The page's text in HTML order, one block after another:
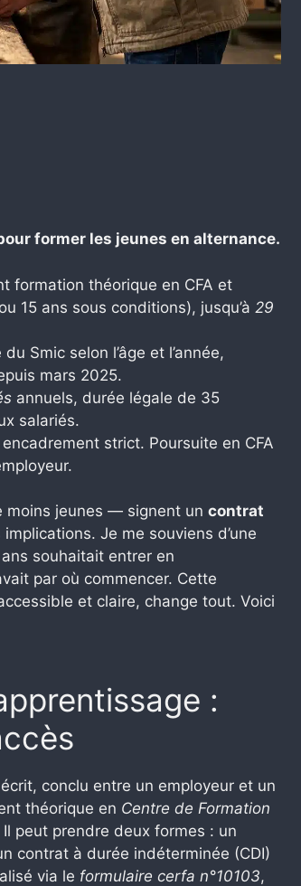
former les jeunes en alternance.
formation théorique en CFA et
15 ans sous conditions), jusqu’à 29
Smic selon l’âge et l’année,
mars 2025.
annuels, durée légale de 35
salariés.
strict. Poursuite en CFA
moins jeunes — signent un contrat
Je me souviens d’une
souhaitait entrer en
par où commencer. Cette
et claire, change tout. Voici
:
conclu entre un employeur et un
théorique en Centre de Formation
peut prendre deux formes : un
contrat à durée indéterminée (CDI)
via le formulaire cerfa n°10103,